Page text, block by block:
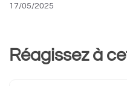
17/05/2025
Réagissez à